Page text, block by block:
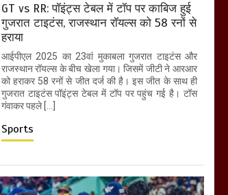
GT vs RR: पॉइंट्स टेबल में टॉप पर काबिज हुई
गुजरात टाइटंस, राजस्थान रॉयल्स को 58 रनों से
हराया
आईपीएल 2025 का 23वां मुकाबला गुजरात टाइटंस और
राजस्थान रॉयल्स के बीच खेला गया। जिसमें जीटी ने आरआर
को हराकर 58 रनों से जीत दर्ज की है। इस जीत के साथ ही
गुजरात टाइटंस पॉइंट्स टेबल में टॉप पर पहुंच गई है। टॉस
गंवाकर पहले […]
Sports